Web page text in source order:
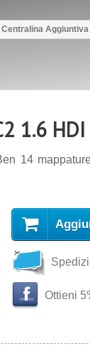
Centralina Aggiuntiva
1.6
14
Ottieni